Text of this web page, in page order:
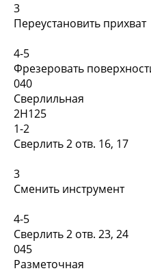
3
Переустановить прихват
4-5
Фрезеровать
040
Сверлильная
2Н125
1-2
Сверлить 2 отв. 16, 17
3
Сменить инструмент
4-5
Сверлить 2 отв. 23, 24
045
Разметочная